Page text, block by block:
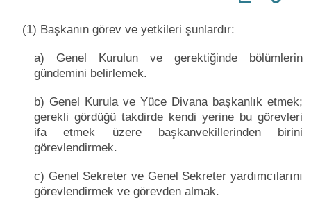
(1) Başkanın görev ve yetkileri şunlardır:
a) Genel Kurulun ve gerektiğinde bölümlerin
gündemini belirlemek.
b) Genel Kurula ve Yüce Divana başkanlık etmek;
gerekli gördüğü takdirde kendi yerine bu görevleri
ifa etmek üzere başkanvekillerinden birini
görevlendirmek.
c) Genel Sekreter ve Genel Sekreter yardımcılarını
görevlendirmek ve görevden almak.